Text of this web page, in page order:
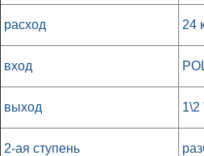
расход 24
вход
выход 1\2
2-ая ступень